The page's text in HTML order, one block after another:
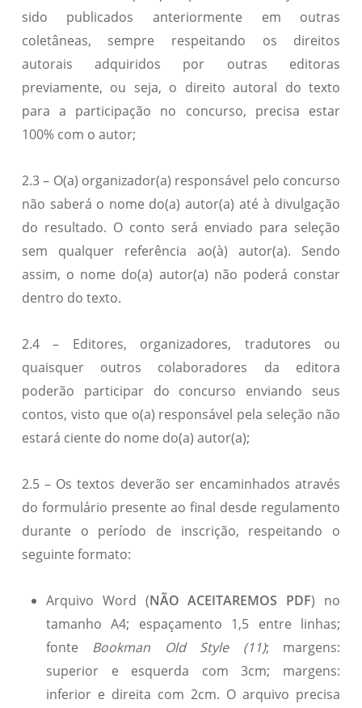
sido publicados anteriormente em outras
coletâneas, sempre respeitando os direitos
autorais adquiridos por outras editoras
previamente, ou seja, o direito autoral do texto
para a participação no concurso, precisa estar
100% com o autor;
2.3 – O(a) organizador(a) responsável pelo concurso
não saberá o nome do(a) autor(a) até à divulgação
do resultado. O conto será enviado para seleção
sem qualquer referência ao(à) autor(a). Sendo
assim, o nome do(a) autor(a) não poderá constar
dentro do texto.
2.4 – Editores, organizadores, tradutores ou
quaisquer outros colaboradores da editora
poderão participar do concurso enviando seus
contos, visto que o(a) responsável pela seleção não
estará ciente do nome do(a) autor(a);
2.5 – Os textos deverão ser encaminhados através
do formulário presente ao final desde regulamento
durante o período de inscrição, respeitando o
seguinte formato:
Arquivo Word (NÃO ACEITAREMOS PDF) no
tamanho A4; espaçamento 1,5 entre linhas;
fonte Bookman Old Style (11); margens:
superior e esquerda com 3cm; margens:
inferior e direita com 2cm. O arquivo precisa